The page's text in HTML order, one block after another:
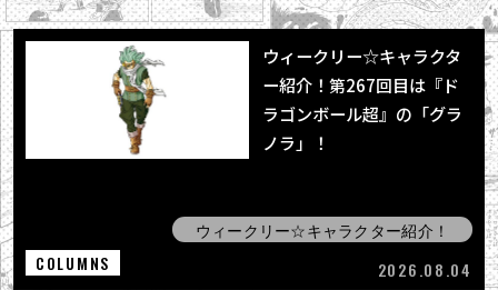
ウィークリー☆キャラクタ
ー紹介！第267回目は『ド
ラゴンボール超』の「グラ
ノラ」！
ウィークリー☆キャラクター紹介！
COLUMNS
2026.08.04